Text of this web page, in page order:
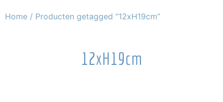
Home / Producten getagged “12xH19cm”
12xH19cm